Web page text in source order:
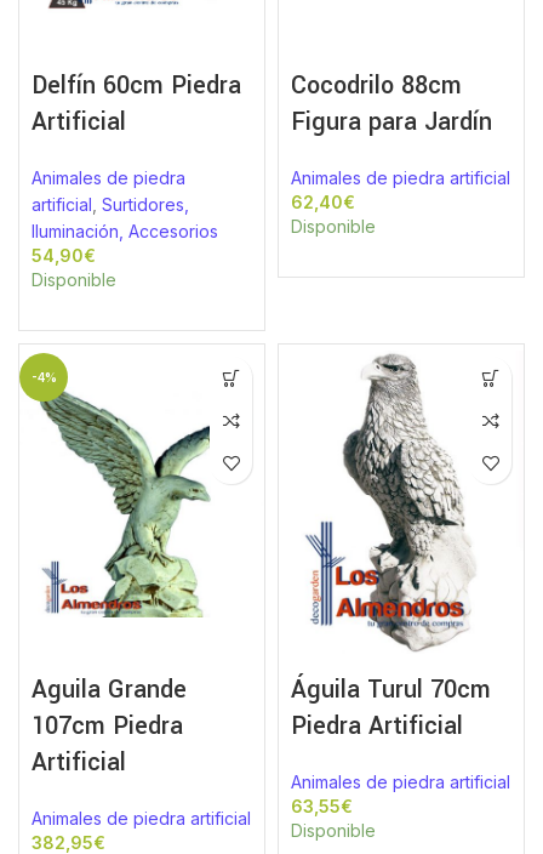
Delfín 60cm Piedra
Artificial
Animales de piedra
artificial Surtidores,
Iluminación, Accesorios
€
Disponible
Cocodrilo 88cm
Figura para Jardín
Animales de piedra artificial
€
Disponible
-4%
Aguila Grande
107cm Piedra
Artificial
Animales de piedra artificial
€
Águila Turul 70cm
Piedra Artificial
Animales de piedra artificial
€
Disponible